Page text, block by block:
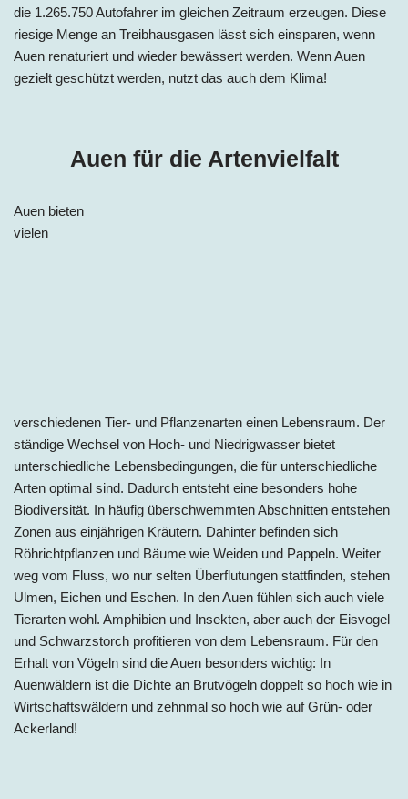
die 1.265.750 Autofahrer im gleichen Zeitraum erzeugen. Diese
riesige Menge an Treibhausgasen lässt sich einsparen, wenn
Auen renaturiert und wieder bewässert werden. Wenn Auen
gezielt geschützt werden, nutzt das auch dem Klima!
Auen für die Artenvielfalt
Auen bieten
vielen
verschiedenen Tier- und Pflanzenarten einen Lebensraum. Der
ständige Wechsel von Hoch- und Niedrigwasser bietet
unterschiedliche Lebensbedingungen, die für unterschiedliche
Arten optimal sind. Dadurch entsteht eine besonders hohe
Biodiversität. In häufig überschwemmten Abschnitten entstehen
Zonen aus einjährigen Kräutern. Dahinter befinden sich
Röhrichtpflanzen und Bäume wie Weiden und Pappeln. Weiter
weg vom Fluss, wo nur selten Überflutungen stattfinden, stehen
Ulmen, Eichen und Eschen. In den Auen fühlen sich auch viele
Tierarten wohl. Amphibien und Insekten, aber auch der Eisvogel
und Schwarzstorch profitieren von dem Lebensraum. Für den
Erhalt von Vögeln sind die Auen besonders wichtig: In
Auenwäldern ist die Dichte an Brutvögeln doppelt so hoch wie in
Wirtschaftswäldern und zehnmal so hoch wie auf Grün- oder
Ackerland!